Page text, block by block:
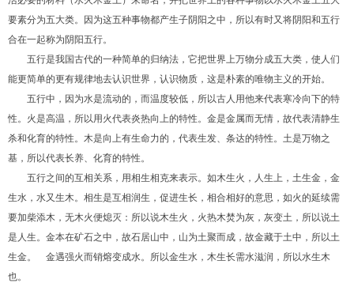
要素分为五大类。因为这五种事物都产生子阴阳之中，所以有时又将阴阳和五行
合在一起称为阴阳五行。
五行是我国古代的一种简单的归纳法，它把世界上万物分成五大类，使人们
能更简单的更有规律地去认识世界，认识物质，这是朴素的唯物主义的开始。
五行中，因为水是流动的，而温度较低，所以古人用他来代表寒冷向下的特
性。火是高温，所以用火代表炎热向上的特性。金是金属而无情，故代表清静生
杀和化育的特性。木是向上有生命力的，代表生发、条达的特性。土是万物之
基，所以代表长养、化育的特性。
五行之间的互相关系，用相生相克来表示。如木生火，人生上，土生金，金
生水，水又生木。相生是互相润生，促进生长，相合相好的意思，如火的延续需
要加柴添木，无木火便熄灭：所以说木生火，火热木焚为灰，灰变土，所以说土
是人生。金本在矿石之中，故石居山中，山为土聚而成，故金藏于土中，所以土
生金。 金遇强火而销熔变成水。所以金生水，木生长需水滋润，所以水生木
也。